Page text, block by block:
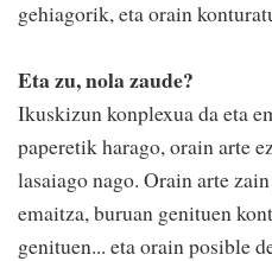
gehiagorik, eta orain
Eta zu, nola zaude?
Ikuskizun konplexua da eta
paperetik harago, orain arte
lasaiago nago. Orain arte
emaitza, buruan genituen
genituen... eta orain posible